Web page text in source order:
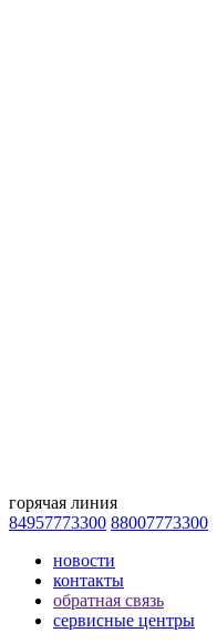
горячая линия
84957773300 88007773300
новости
контакты
обратная связь
сервисные центры